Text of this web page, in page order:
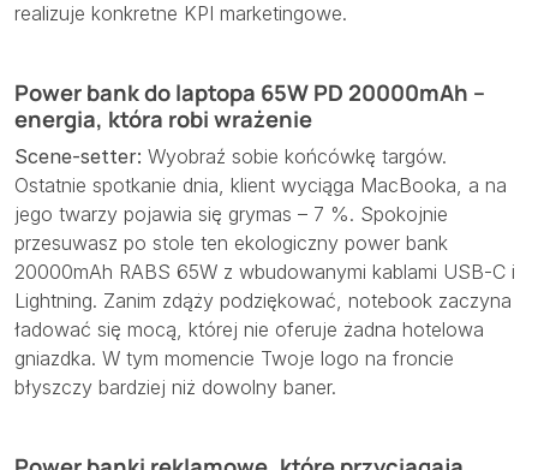
realizuje konkretne KPI marketingowe.
Power bank do laptopa 65W PD 20000mAh –
energia, która robi wrażenie
Scene-setter: Wyobraź sobie końcówkę targów.
Ostatnie spotkanie dnia, klient wyciąga MacBooka, a na
jego twarzy pojawia się grymas – 7 %. Spokojnie
przesuwasz po stole ten ekologiczny power bank
20000mAh RABS 65W z wbudowanymi kablami USB-C i
Lightning. Zanim zdąży podziękować, notebook zaczyna
ładować się mocą, której nie oferuje żadna hotelowa
gniazdka. W tym momencie Twoje logo na froncie
błyszczy bardziej niż dowolny baner.